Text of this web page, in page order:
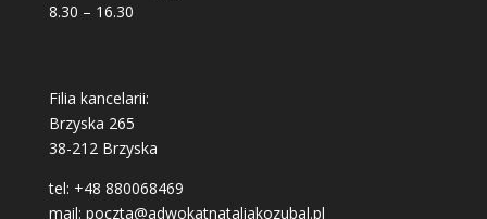
8.30 – 16.30
Filia kancelarii:
Brzyska 265
38-212 Brzyska
tel: +48 880068469
mail: poczta@adwokatnataliakozubal.pl